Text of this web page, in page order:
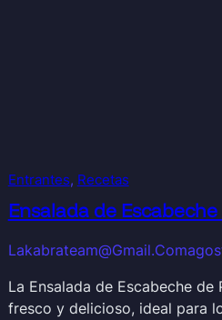
Entrantes, Recetas
Ensalada de Escabeche
Lakabrateam@gmail.com
La Ensalada de Escabeche de
fresco y delicioso, ideal para